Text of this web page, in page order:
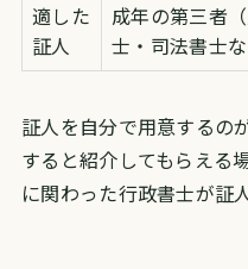
適した
証人
成年の第三者
士・司法書士
証人を自分で用意するの
すると紹介してもらえる
に関わった行政書士が証